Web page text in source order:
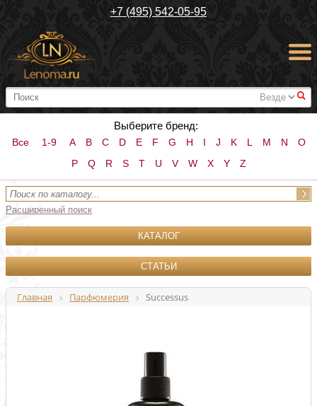
+7 (495) 542-05-95
#
Выберите бренд:
Все 1-9 A B C D E F G H I J K L M N
O
P
Q R S T U V W X Y Z
Расширенный поиск
КАТАЛОГ
СТАТЬИ
Главная Парфюмерия Successus